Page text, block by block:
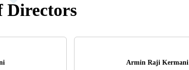
Directors
Armin Raji Kermani